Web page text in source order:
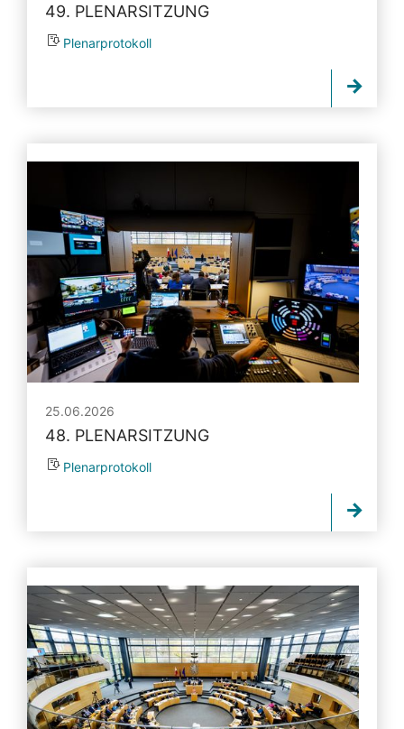
49. PLENARSITZUNG
Plenarprotokoll
25.06.2026
48. PLENARSITZUNG
Plenarprotokoll